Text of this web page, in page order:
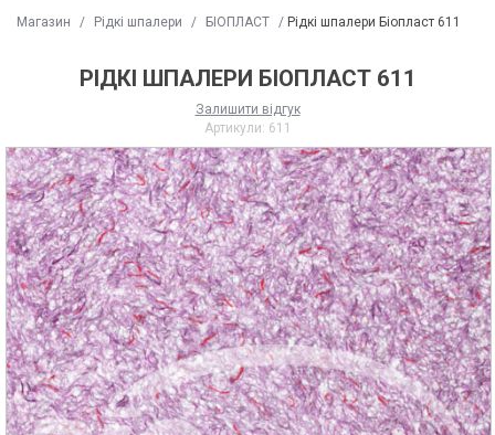
Магазин / Рідкі шпалери / БІОПЛАСТ / Рідкі шпалери Біопласт 611
РІДКІ ШПАЛЕРИ БІОПЛАСТ 611
Залишити відгук
Артикули: 611